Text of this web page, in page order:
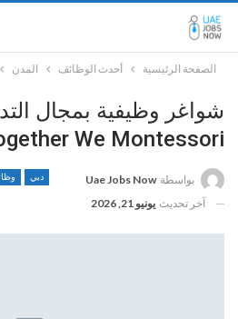
الصفحة الرئيسية أحدث الوظائف المدن
شواغر وظيفية بمجال
We Montessori
دبي بواسطة Uae Jobs Now
آخر تحديث يونيو 21, 2026